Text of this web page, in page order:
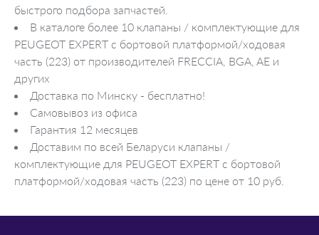
быстрого подбора запчастей.
В каталоге более 10 клапаны / комплектующие для
PEUGEOT EXPERT c бортовой платформой/ходовая
часть (223) от производителей FRECCIA, BGA, AE и
других
Доставка по Минску - бесплатно!
Самовывоз из офиса
Гарантия 12 месяцев
Доставим по всей Беларуси клапаны /
комплектующие для PEUGEOT EXPERT c бортовой
платформой/ходовая часть (223) по цене от 10 руб.